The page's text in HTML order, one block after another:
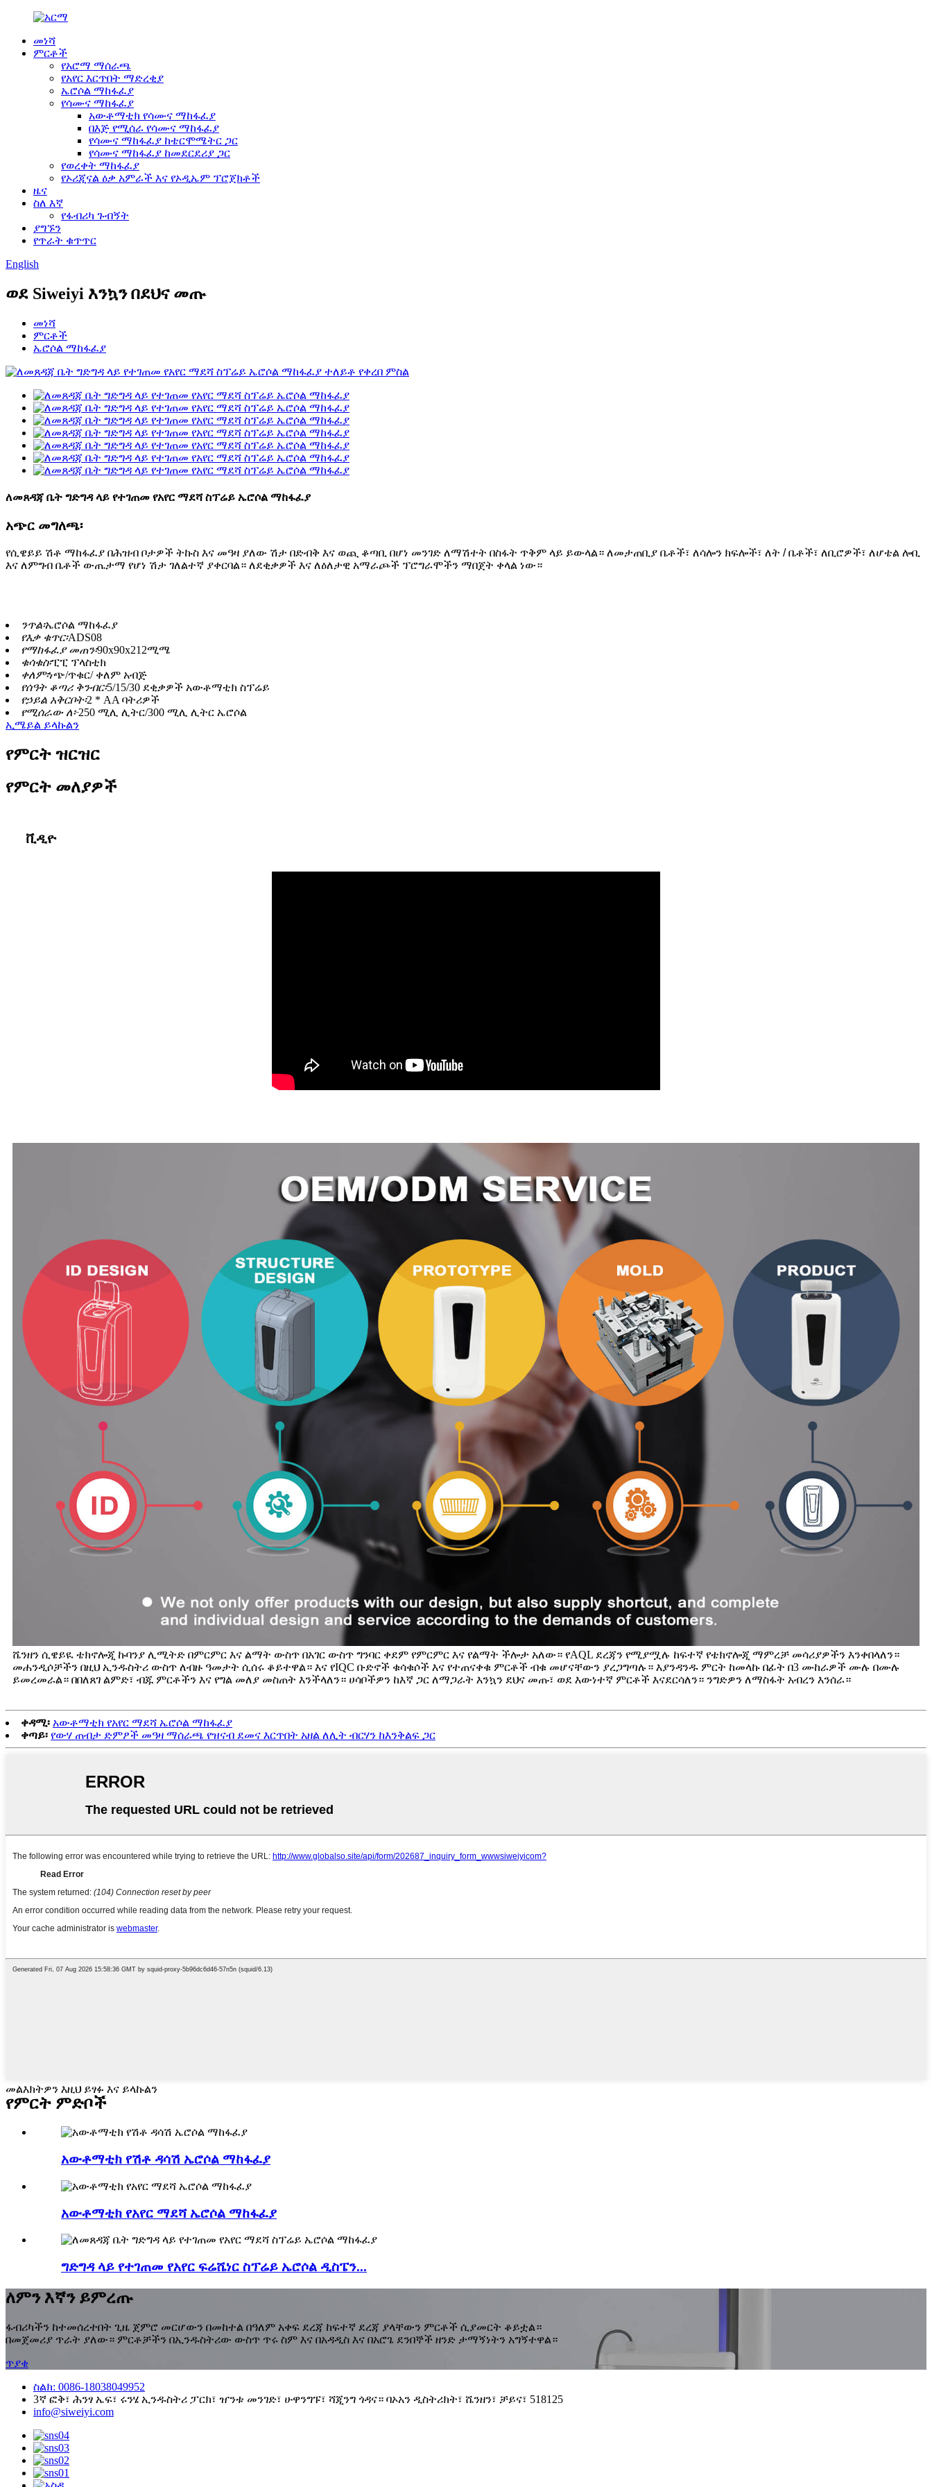
መነሻ
ምርቶች
የአሮማ ማሰራጫ
የአየር እርጥበት ማድረቂያ
ኤሮሶል ማከፋፈያ
የሳሙና ማከፋፈያ
አውቶማቲክ የሳሙና ማከፋፈያ
በእጅ የሚሰራ የሳሙና ማከፋፈያ
የሳሙና ማከፋፈያ ከቴርሞሜትር ጋር
የሳሙና ማከፋፈያ ከመደርደሪያ ጋር
የወረቀት ማከፋፈያ
የኦሪጂናል ዕቃ አምራች እና የኦዲኤም ፕሮጀክቶች
ዜና
ስለ እኛ
የፋብሪካ ጉብኝት
ያግኙን
የጥራት ቁጥጥር
English
ወደ Siweiyi እንኳን በደህና መጡ
መነሻ
ምርቶች
ኤሮሶል ማከፋፈያ
ለመጸዳጃ ቤት ግድግዳ ላይ የተገጠመ የአየር ማደሻ ስፕሬይ ኤሮሶል ማከፋፈያ
አጭር መግለጫ፡
የሲዌይይ ሽቶ ማከፋፈያ በሕዝብ ቦታዎች ትኩስ እና መዓዛ ያለው ሽታ በድብቅ እና ወጪ ቆጣቢ በሆነ መንገድ ለማሽተት በስፋት ጥቅም ላይ ይውላል። ለመታጠቢያ ቤቶች፣ ለሳሎን ክፍሎች፣ ለት / ቤቶች፣ ለቢሮዎች፣ ለሆቴል ሎቢ
እና ለምግብ ቤቶች ውጤታማ የሆነ ሽታ ገለልተኛ ያቀርባል። ለደቂቃዎች እና ለዕለታዊ አማራጮች ፕሮግራሞችን ማበጀት ቀላል ነው።
ንጥል፡ኤሮሶል ማከፋፈያ
የእቃ ቁጥር፡ADS08
የማከፋፈያ መጠን፡90x90x212ሚሜ
ቁሳቁስ፡ፒፒ ፕላስቲክ
ቀለም፡ነጭ/ጥቁር/ ቀለም አብጅ
የሰዓት ቆጣሪ ቅንብር፡5/15/30 ደቂቃዎች አውቶማቲክ ስፕሬይ
የኃይል አቅርቦት፡2 * AA ባትሪዎች
የሚሰራው ለ፦250 ሚሊ ሊትር/300 ሚሊ ሊትር ኤሮሶል
ኢሜይል ይላኩልን
የምርት ዝርዝር
የምርት መለያዎች
ቪዲዮ
ሼንዘን ሲዌይዪ ቴክኖሎጂ ኩባንያ ሊሚትድ በምርምር እና ልማት ውስጥ በአገር ውስጥ ግንባር ቀደም የምርምር እና የልማት ችሎታ አለው። የAQL ደረጃን የሚያሟሉ ከፍተኛ የቴክኖሎጂ ማምረቻ መሳሪያዎችን እንቀበላለን።
መሐንዲሶቻችን በዚህ ኢንዱስትሪ ውስጥ ለብዙ ዓመታት ሲሰሩ ቆይተዋል። እና የIQC ቡድኖች ቁሳቁሶች እና የተጠናቀቁ ምርቶች ብቁ መሆናቸውን ያረጋግጣሉ። እያንዳንዱ ምርት ከመላኩ በፊት በ3 ሙከራዎች ሙሉ በሙሉ
ይመረመራል። በበለጸገ ልምድ፣ ብጁ ምርቶችን እና የግል መለያ መስጠት እንችላለን። ሀሳቦችዎን ከእኛ ጋር ለማጋራት እንኳን ደህና መጡ፣ ወደ እውነተኛ ምርቶች እናደርሳለን። ንግድዎን ለማስፋት አብረን እንሰራ።
ቀዳሚ፡ አውቶማቲክ የአየር ማደሻ ኤሮሶል ማከፋፈያ
ቀጣይ፡ የውሃ ጠብታ ድምፆች መዓዛ ማሰራጫ የዝናብ ደመና እርጥበት አዘል ለሊት ብርሃን ከእንቅልፍ ጋር
መልእክትዎን እዚህ ይፃፉ እና ይላኩልን
የምርት ምድቦች
አውቶማቲክ የሽቶ ዳሳሽ ኤሮሶል ማከፋፈያ
አውቶማቲክ የአየር ማደሻ ኤሮሶል ማከፋፈያ
ግድግዳ ላይ የተገጠመ የአየር ፍሬሼነር ስፕሬይ ኤሮሶል ዲስፔን...
ለምን እኛን ይምረጡ
ፋብሪካችን ከተመሰረተበት ጊዜ ጀምሮ መርሆውን በመከተል በዓለም አቀፍ ደረጃ ከፍተኛ ደረጃ ያላቸውን ምርቶች ሲያመርት ቆይቷል።
በመጀመሪያ ጥራት ያለው። ምርቶቻችን በኢንዱስትሪው ውስጥ ጥሩ ስም እና በአዳዲስ እና በአሮጌ ደንበኞች ዘንድ ታማኝነትን አግኝተዋል።
ጥያቄ
ስልክ: 0086-18038049952
3ኛ ፎቅ፣ ሕንፃ ኤፍ፣ ሩንሄ ኢንዱስትሪ ፓርክ፣ ዠንቱ መንገድ፣ ሁዋንግፑ፣ ሻጂንግ ጎዳና። ባኦአን ዲስትሪክት፣ ሼንዘን፣ ቻይና፣ 518125
info@siweiyi.com